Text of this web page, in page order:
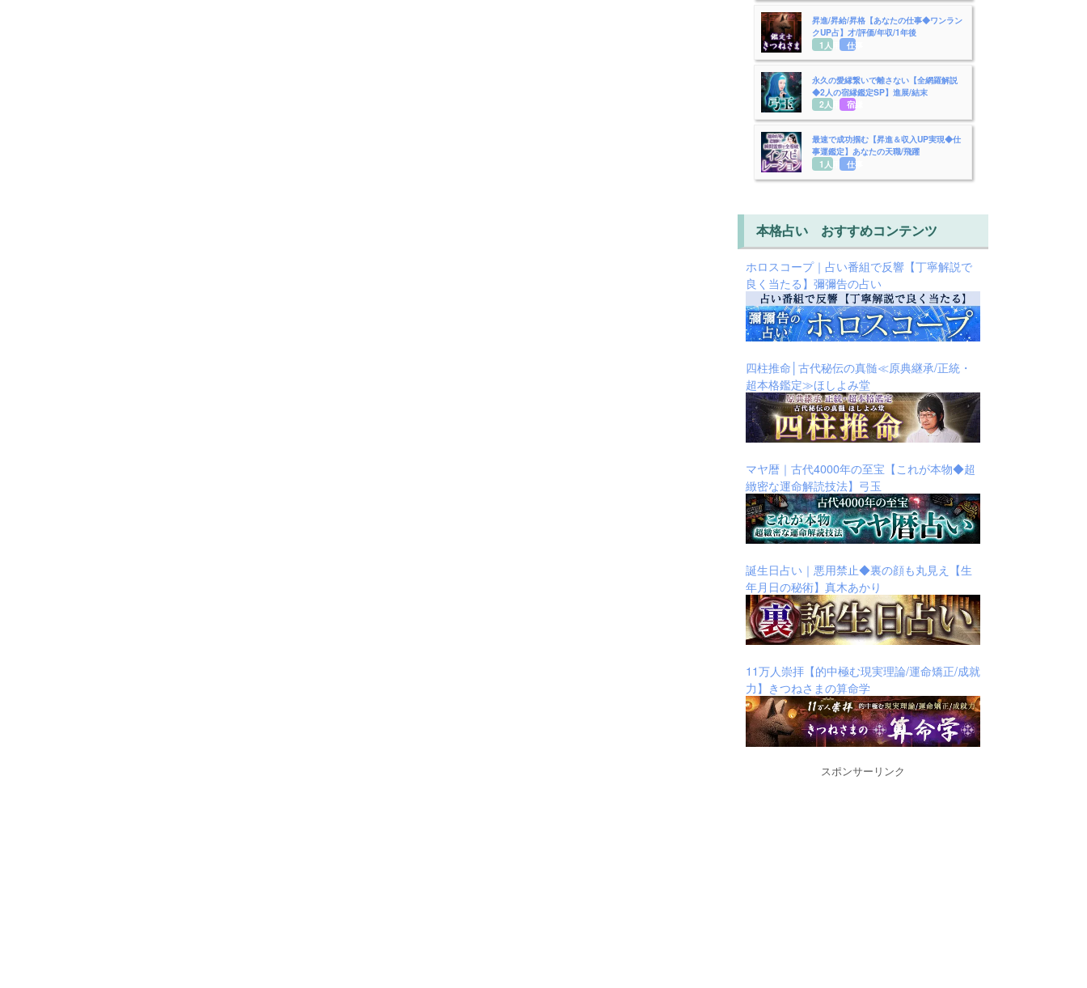
昇進/昇給/昇格【あなたの仕事◆ワンラン
クUP占】才/評価/年収/1年後
1人用 仕事
永久の愛縁繋いで離さない【全網羅解説
◆2人の宿縁鑑定SP】進展/結末
2人用 宿縁
最速で成功掴む【昇進＆収入UP実現◆仕
事運鑑定】あなたの天職/飛躍
1人用
仕事
本格占い おすすめコンテンツ
ホロスコープ｜占い番組で反響【丁寧解説で
良く当たる】彌彌告の占い
四柱推命│古代秘伝の真髄≪原典継承/正統・
超本格鑑定≫ほしよみ堂
マヤ暦｜古代4000年の至宝【これが本物◆超
緻密な運命解読技法】弓玉
誕生日占い｜悪用禁止◆裏の顔も丸見え【生
年月日の秘術】真木あかり
11万人崇拝【的中極む現実理論/運命矯正/成就
力】きつねさまの算命学
スポンサーリンク